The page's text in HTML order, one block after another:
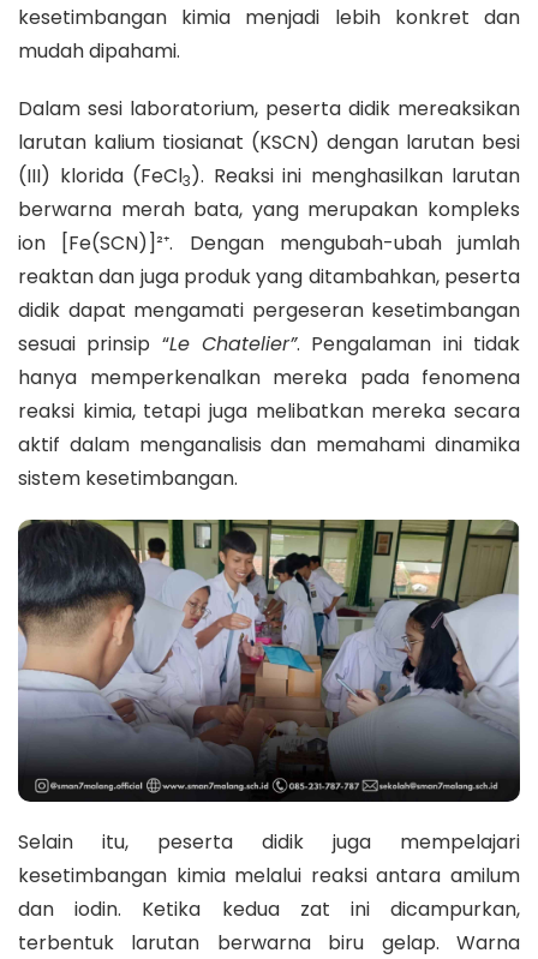
kesetimbangan kimia menjadi lebih konkret dan
mudah dipahami.
Dalam sesi laboratorium, peserta didik mereaksikan
larutan kalium tiosianat (KSCN) dengan larutan besi
(III) klorida (FeCl3). Reaksi ini menghasilkan larutan
berwarna merah bata, yang merupakan kompleks
ion [Fe(SCN)]²⁺. Dengan mengubah-ubah jumlah
reaktan dan juga produk yang ditambahkan, peserta
didik dapat mengamati pergeseran kesetimbangan
sesuai prinsip “Le Chatelier”. Pengalaman ini tidak
hanya memperkenalkan mereka pada fenomena
reaksi kimia, tetapi juga melibatkan mereka secara
aktif dalam menganalisis dan memahami dinamika
sistem kesetimbangan.
Selain itu, peserta didik juga mempelajari
kesetimbangan kimia melalui reaksi antara amilum
dan iodin. Ketika kedua zat ini dicampurkan,
terbentuk larutan berwarna biru gelap. Warna